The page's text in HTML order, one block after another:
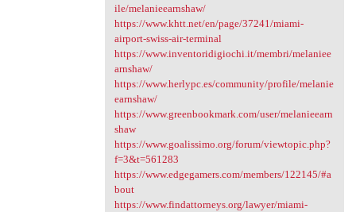
ile/melanieearnshaw/
https://www.khtt.net/en/page/37241/miami-
airport-swiss-air-terminal
https://www.inventoridigiochi.it/membri/melaniee
arnshaw/
https://www.herlypc.es/community/profile/melanie
earnshaw/
https://www.greenbookmark.com/user/melanieearn
shaw
https://www.goalissimo.org/forum/viewtopic.php?
f=3&t=561283
https://www.edgegamers.com/members/122145/#a
bout
https://www.findattorneys.org/lawyer/miami-